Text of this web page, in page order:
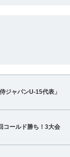
ジャパンU-15代表」
コールド勝ち！3大会